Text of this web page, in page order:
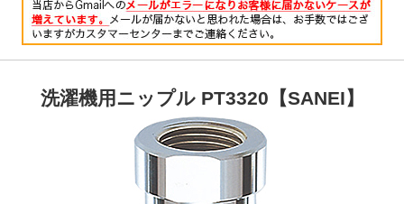
洗濯機用ニップル PT3320【SANEI】